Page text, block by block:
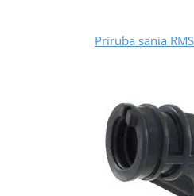
Príruba sania